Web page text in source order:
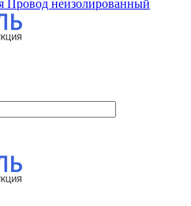
Провод неизолированный